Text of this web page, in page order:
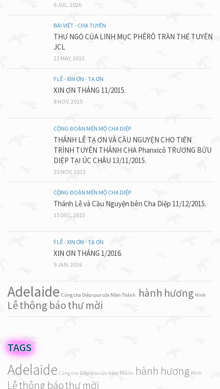
6 JUL, 2026
BÀI VIẾT - CHA TUYÊN
THƯ NGỎ CỦA LINH MỤC PHÊRÔ TRẦN THẾ TUYÊN
JCL
21 MAY, 2015
Ý LỄ - XIN ƠN - TẠ ƠN
XIN ƠN THÁNG 11/2015.
8 NOV, 2015
CỘNG ĐOÀN MẾN MỘ CHA DIỆP
THÁNH LỄ TẠ ƠN VÀ CẦU NGUYỆN CHO TIẾN
TRÌNH TUYÊN THÁNH CHA Phanxicô TRƯƠNG BỬU
DIỆP TẠI ÚC CHÂU 13/11/2015.
25 NOV, 2015
CỘNG ĐOÀN MẾN MỘ CHA DIỆP
Thánh Lễ và Cầu Nguyện bên Cha Diệp 11/12/2015.
15 DEC, 2015
Ý LỄ - XIN ƠN - TẠ ƠN
XIN ƠN THÁNG 1/2016.
9 JAN, 2016
Adelaide Cùng cha Diệp qua cửa Năm Thánh. hành hương Hình
Lễthông báothư mời
TAGS
Adelaide Cùng cha Diệp qua cửa Năm Thánh. hành hương Hình
Lễthông báothư mời